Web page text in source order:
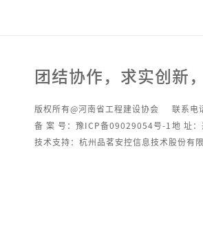
团结协作，求实创新
版权所有@河南省工程建设协会
联系
备 案 号：豫ICP备09029054号-1 地 址
技术支持：杭州品茗安控信息技术股份